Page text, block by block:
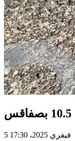
5 فيفري 2025، 17:30